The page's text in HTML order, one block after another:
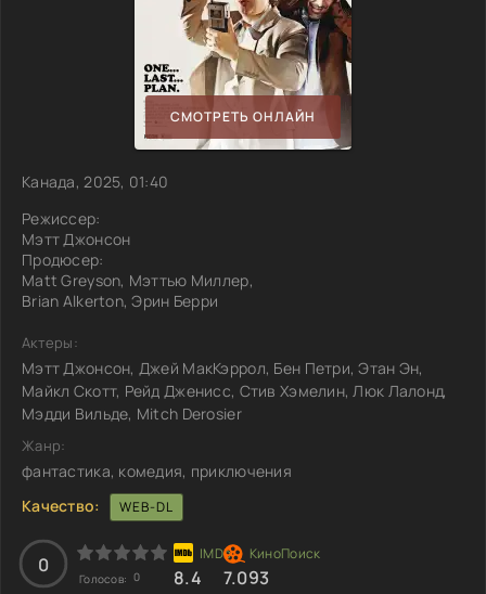
СМОТРЕТЬ ОНЛАЙН
Канада, 2025, 01:40
Режиссер:
Мэтт Джонсон
Продюсер:
Matt Greyson, Мэттью Миллер,
Brian Alkerton, Эрин Берри
Актеры:
Мэтт Джонсон, Джей МакКэррол, Бен Петри, Этан Эн,
Майкл Скотт, Рейд Дженисс, Стив Хэмелин, Люк Лалонд,
Мэдди Вильде, Mitch Derosier
Жанр:
фантастика, комедия, приключения
Качество:
WEB-DL
0
Голосов: 0 8.4 7.093